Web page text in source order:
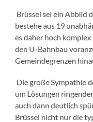
Brüssel sei ein Abbild
bestehe aus 19
es daher hoch
den U-Bahnbau
Gemeindegrenzen
Die große Sympathie
um Lösungen
auch dann deutlich
Brüssel nicht nur die